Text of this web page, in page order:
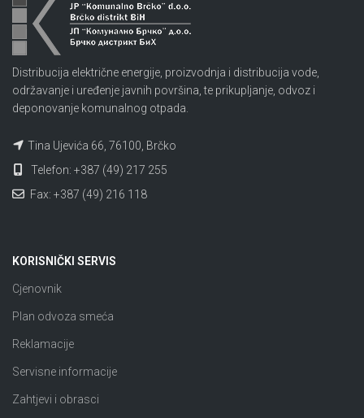
Distribucija električne energije, proizvodnja i distribucija vode,
održavanje i uređenje javnih površina, te prikupljanje, odvoz i
deponovanje komunalnog otpada.
Tina Ujevića 66, 76100, Brčko
Telefon: +387 (49) 217 255
Fax: +387 (49) 216 118
KORISNIČKI SERVIS
Cjenovnik
Plan odvoza smeća
Reklamacije
Servisne informacije
Zahtjevi i obrasci